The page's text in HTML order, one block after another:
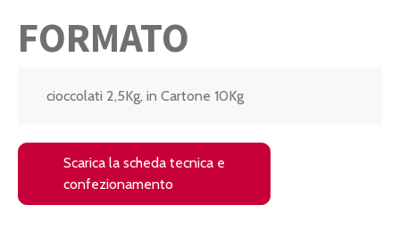
FORMATO
cioccolati 2,5Kg, in Cartone 10Kg
Scarica la scheda tecnica e
confezionamento